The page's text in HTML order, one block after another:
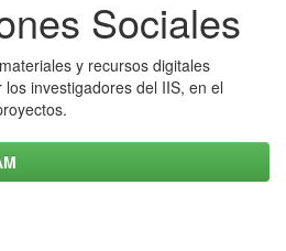
Sociales
y recursos digitales
investigadores del IIS, en el